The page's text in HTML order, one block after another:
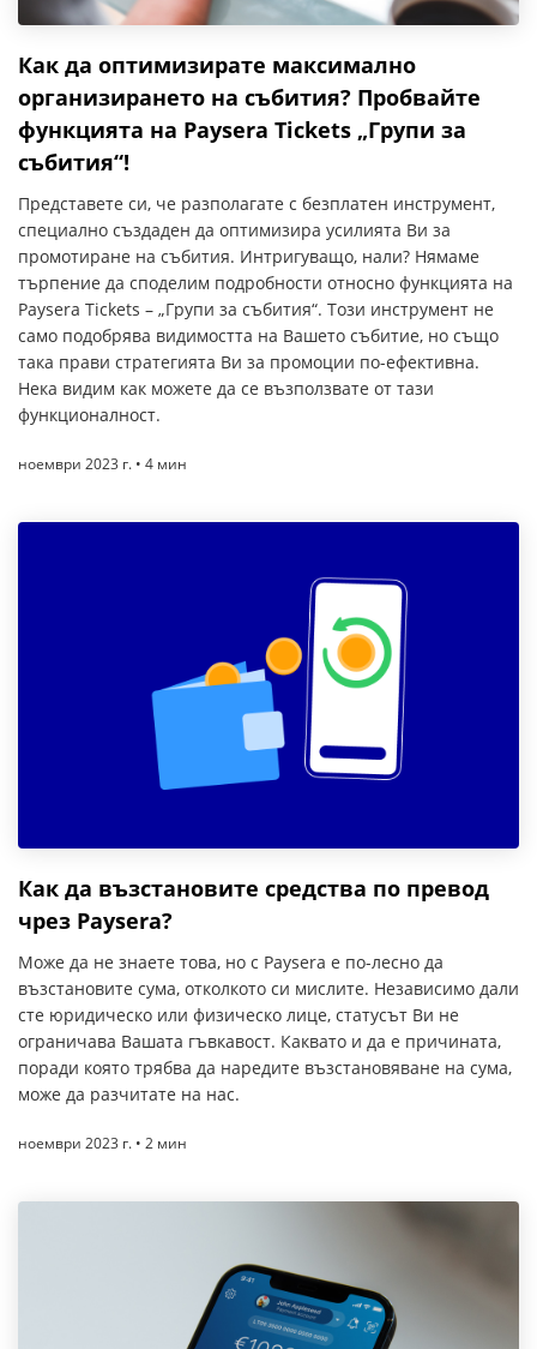
Как да оптимизирате максимално
организирането на събития? Пробвайте
функцията на Paysera Tickets „Групи за
събития“!
Представете си, че разполагате с безплатен инструмент,
специално създаден да оптимизира усилията Ви за
промотиране на събития. Интригуващо, нали? Нямаме
търпение да споделим подробности относно функцията на
Paysera Tickets – „Групи за събития“. Този инструмент не
само подобрява видимостта на Вашето събитие, но също
така прави стратегията Ви за промоции по-ефективна.
Нека видим как можете да се възползвате от тази
функционалност.
ноември 2023 г. • 4 мин
Как да възстановите средства по превод
чрез Paysera?
Може да не знаете това, но с Paysera е по-лесно да
възстановите сума, отколкото си мислите. Независимо дали
сте юридическо или физическо лице, статусът Ви не
ограничава Вашата гъвкавост. Каквато и да е причината,
поради която трябва да наредите възстановяване на сума,
може да разчитате на нас.
ноември 2023 г. • 2 мин